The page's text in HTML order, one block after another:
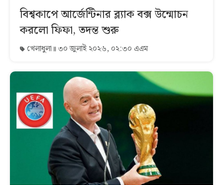
বিশ্বকাপে আর্জেন্টিনার ব্ল্যাক বক্স উন্মোচন
করলো ফিফা, তদন্ত শুরু
খেলাধুলা ৩০ জুলাই ২০২৬, ০২:৩০ এএম